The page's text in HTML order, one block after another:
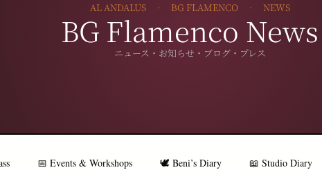
AL ANDALUS · BG FLAMENCO · NEWS
BG Flamenco News
ニュース・お知らせ・ブログ・プレス
📅 Events & Workshops 🕊️ Beni’s Diary 📖 Studio Diary